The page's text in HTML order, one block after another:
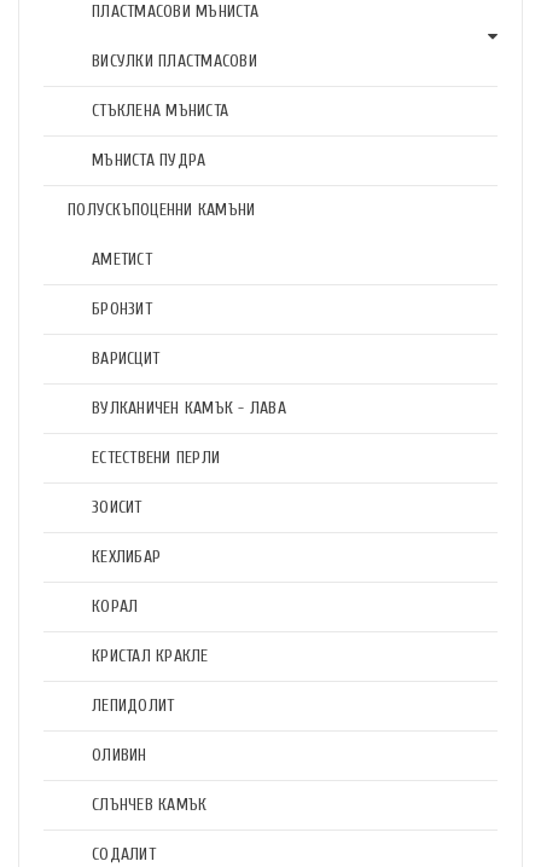
ПЛАСТМАСОВИ МЪНИСТА
ВИСУЛКИ ПЛАСТМАСОВИ
СТЪКЛЕНА МЪНИСТА
МЪНИСТА ПУДРА
ПОЛУСКЪПОЦЕННИ КАМЪНИ
АМЕТИСТ
БРОНЗИТ
ВАРИСЦИТ
ВУЛКАНИЧЕН КАМЪК - ЛАВА
ЕСТЕСТВЕНИ ПЕРЛИ
ЗОИСИТ
КЕХЛИБАР
КОРАЛ
КРИСТАЛ КРАКЛЕ
ЛЕПИДОЛИТ
ОЛИВИН
СЛЪНЧЕВ КАМЪК
СОДАЛИТ